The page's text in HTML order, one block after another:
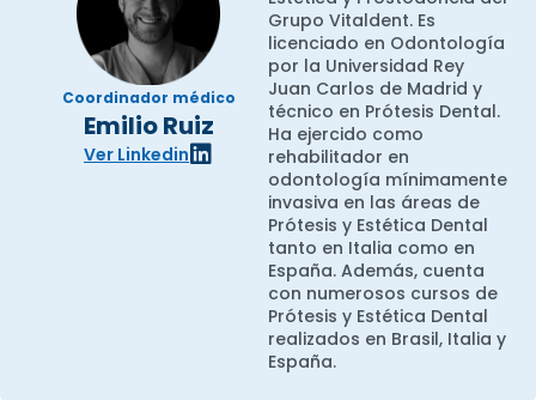
Coordinador médico
Emilio Ruiz
Ver Linkedin
Grupo Vitaldent. Es
licenciado en Odontología
por la Universidad Rey
Juan Carlos de Madrid y
técnico en Prótesis Dental.
Ha ejercido como
rehabilitador en
odontología mínimamente
invasiva en las áreas de
Prótesis y Estética Dental
tanto en Italia como en
España. Además, cuenta
con numerosos cursos de
Prótesis y Estética Dental
realizados en Brasil, Italia y
España.